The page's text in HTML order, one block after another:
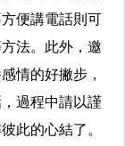
便講電話則可
法。此外，邀
情的好撇步，
過程中請以謹
此的心結了。